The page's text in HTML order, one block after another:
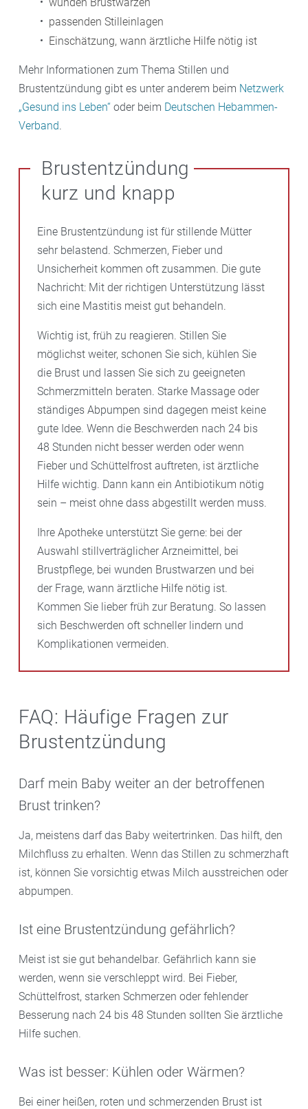
passenden Stilleinlagen
Einschätzung, wann ärztliche Hilfe nötig ist
Mehr Informationen zum Thema Stillen und
Brustentzündung gibt es unter anderem beim Netzwerk
„Gesund ins Leben“ oder beim Deutschen Hebammen-
Verband.
Brustentzündung
kurz und knapp
Eine Brustentzündung ist für stillende Mütter
sehr belastend. Schmerzen, Fieber und
Unsicherheit kommen oft zusammen. Die gute
Nachricht: Mit der richtigen Unterstützung lässt
sich eine Mastitis meist gut behandeln.
Wichtig ist, früh zu reagieren. Stillen Sie
möglichst weiter, schonen Sie sich, kühlen Sie
die Brust und lassen Sie sich zu geeigneten
Schmerzmitteln beraten. Starke Massage oder
ständiges Abpumpen sind dagegen meist keine
gute Idee. Wenn die Beschwerden nach 24 bis
48 Stunden nicht besser werden oder wenn
Fieber und Schüttelfrost auftreten, ist ärztliche
Hilfe wichtig. Dann kann ein Antibiotikum nötig
sein – meist ohne dass abgestillt werden muss.
Ihre Apotheke unterstützt Sie gerne: bei der
Auswahl stillverträglicher Arzneimittel, bei
Brustpflege, bei wunden Brustwarzen und bei
der Frage, wann ärztliche Hilfe nötig ist.
Kommen Sie lieber früh zur Beratung. So lassen
sich Beschwerden oft schneller lindern und
Komplikationen vermeiden.
FAQ: Häufige Fragen zur
Brustentzündung
Darf mein Baby weiter an der betroffenen
Brust trinken?
Ja, meistens darf das Baby weitertrinken. Das hilft, den
Milchfluss zu erhalten. Wenn das Stillen zu schmerzhaft
ist, können Sie vorsichtig etwas Milch ausstreichen oder
abpumpen.
Ist eine Brustentzündung gefährlich?
Meist ist sie gut behandelbar. Gefährlich kann sie
werden, wenn sie verschleppt wird. Bei Fieber,
Schüttelfrost, starken Schmerzen oder fehlender
Besserung nach 24 bis 48 Stunden sollten Sie ärztliche
Hilfe suchen.
Was ist besser: Kühlen oder Wärmen?
Bei einer heißen, roten und schmerzenden Brust ist